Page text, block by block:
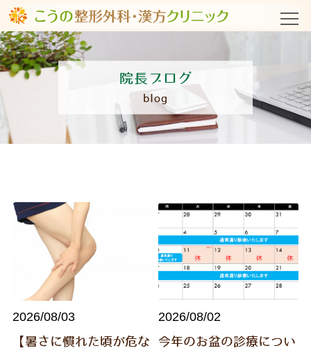
院長ブログ
blog
2026/08/03
【暑さに慣れた頃が危な
2026/08/02
今年のお盆の診療につい